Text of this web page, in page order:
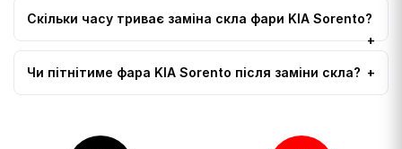
Скільки часу триває заміна скла фари KIA Sorento?
Чи пітнітиме фара KIA Sorento після заміни скла?